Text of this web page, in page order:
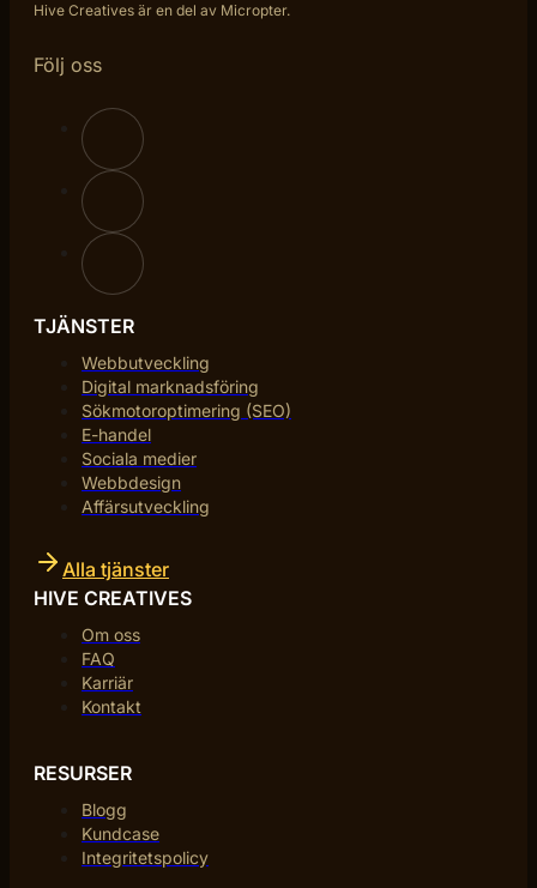
Hive Creatives är en del av Micropter.
Följ oss
TJÄNSTER
Webbutveckling
Digital marknadsföring
Sökmotoroptimering (SEO)
E-handel
Sociala medier
Webbdesign
Affärsutveckling
Alla tjänster
HIVE CREATIVES
Om oss
FAQ
Karriär
Kontakt
RESURSER
Blogg
Kundcase
Integritetspolicy